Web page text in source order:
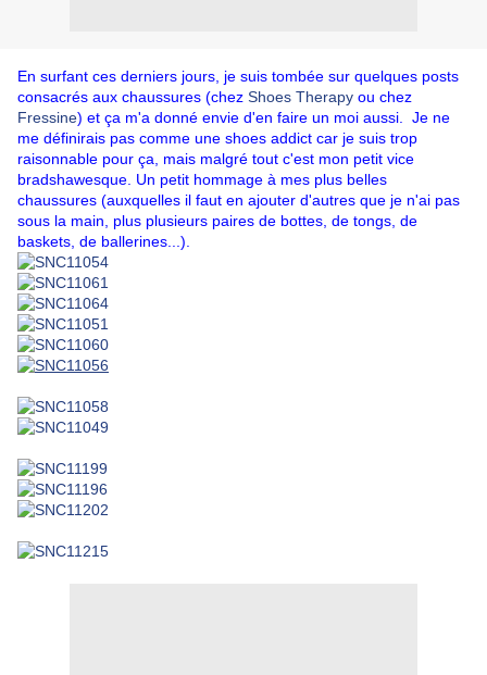
En surfant ces derniers jours, je suis tombée sur quelques posts
consacrés aux chaussures (chez Shoes Therapy ou chez
Fressine) et ça m'a donné envie d'en faire un moi aussi. Je ne
me définirais pas comme une shoes addict car je suis trop
raisonnable pour ça, mais malgré tout c'est mon petit vice
bradshawesque. Un petit hommage à mes plus belles
chaussures (auxquelles il faut en ajouter d'autres que je n'ai pas
sous la main, plus plusieurs paires de bottes, de tongs, de
baskets, de ballerines...).